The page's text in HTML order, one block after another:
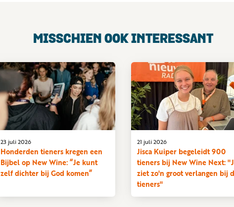
MISSCHIEN OOK INTERESSANT
Honderden tieners kregen een
Bijbel op New Wine: “Je kunt
zelf dichter bij God komen”
23 juli 2026
Jisca Kuiper begeleidt 900
tieners bij New Wine Next:
ziet zo'n groot verlangen bij
tieners"
21 juli 2026